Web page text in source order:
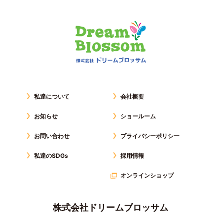
私達について
お知らせ
お問い合わせ
私達のSDGs
会社概要
ショールーム
プライバシーポリシー
採用情報
オンラインショップ
株式会社ドリームブロッサム